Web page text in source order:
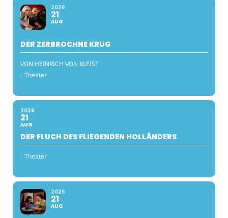
2026
21
AUG
DER ZERBROCHNE KRUG
VON HEINRICH VON KLEIST
: Theater
2026
21
AUG
DER FLUCH DES FLIEGENDEN HOLLÄNDERS
: Theater
2026
21
AUG